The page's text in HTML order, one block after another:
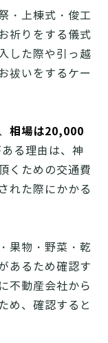
・上棟式・俊工
祈りをする儀式
した際や引っ越
祓いをするケー
相場は20,000
る理由は、神
くための交通費
れた際にかかる
果物・野菜・乾
あるため確認す
不動産会社から
め、確認すると